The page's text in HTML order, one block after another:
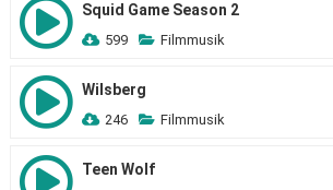
Squid Game Season 2
599 Filmmusik
Wilsberg
246 Filmmusik
Teen Wolf